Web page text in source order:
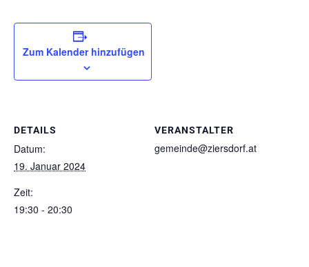
Zum Kalender hinzufügen
DETAILS
Datum:
19. Januar 2024
Zeit:
19:30 - 20:30
VERANSTALTER
gemeinde@ziersdorf.at